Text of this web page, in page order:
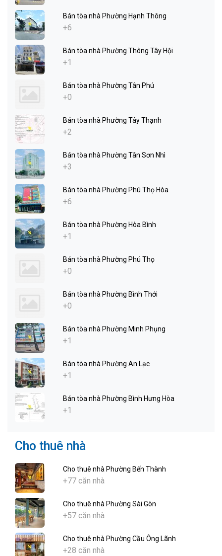
Bán tòa nhà Phường Hạnh Thông
+6
Bán tòa nhà Phường Thông Tây Hội
+1
Bán tòa nhà Phường Tân Phú
+0
Bán tòa nhà Phường Tây Thạnh
+2
Bán tòa nhà Phường Tân Sơn Nhì
+3
Bán tòa nhà Phường Phú Thọ Hòa
+6
Bán tòa nhà Phường Hòa Bình
+1
Bán tòa nhà Phường Phú Thọ
+0
Bán tòa nhà Phường Bình Thới
+0
Bán tòa nhà Phường Minh Phụng
+1
Bán tòa nhà Phường An Lạc
+1
Bán tòa nhà Phường Bình Hưng Hòa
+1
Cho thuê nhà
Cho thuê nhà Phường Bến Thành
+77 căn nhà
Cho thuê nhà Phường Sài Gòn
+57 căn nhà
Cho thuê nhà Phường Cầu Ông Lãnh
+28 căn nhà